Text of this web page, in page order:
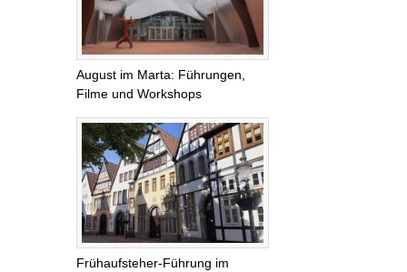
August im Marta: Führungen,
Filme und Workshops
Frühaufsteher-Führung im